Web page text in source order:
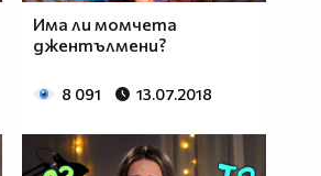
Има ли момчета
джентълмени?
8 091 13.07.2018